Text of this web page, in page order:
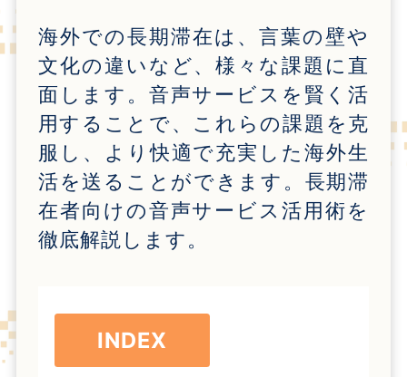
海外での長期滞在は、言葉の壁や
文化の違いなど、様々な課題に直
面します。音声サービスを賢く活
用することで、これらの課題を克
服し、より快適で充実した海外生
活を送ることができます。長期滞
在者向けの音声サービス活用術を
徹底解説します。
INDEX